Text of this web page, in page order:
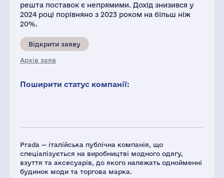
Prada — італійська публічна компанія, що
спеціалізується на виробництві модного одягу,
взуття та аксесуарів, до якого належать однойменні
будинок моди та торгова марка.
решта поставок є непрямими. Дохід знизився у
2024 році порівняно з 2023 роком на більш ніж
20%.
Відкрити заяву
Архів заяв
Поширити статус компанії: